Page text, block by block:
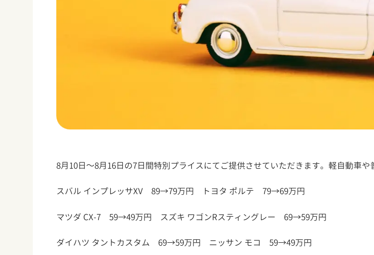
8月10日～8月16日の7日間特別プライスにてご提供させていただきます。軽自動車や
スバル インプレッサXV 89→79万円 トヨタ ポルテ 79→69万円
マツダ CX-7 59→49万円 スズキ ワゴンRスティングレー 69→59万円
ダイハツ タントカスタム 69→59万円 ニッサン モコ 59→49万円